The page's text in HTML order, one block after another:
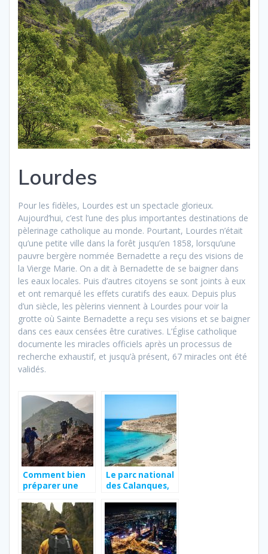
Lourdes
Pour les fidèles, Lourdes est un spectacle glorieux.
Aujourd’hui, c’est l’une des plus importantes destinations de
pèlerinage catholique au monde. Pourtant, Lourdes n’était
qu’une petite ville dans la forêt jusqu’en 1858, lorsqu’une
pauvre bergère nommée Bernadette a reçu des visions de
la Vierge Marie. On a dit à Bernadette de se baigner dans
les eaux locales. Puis d’autres citoyens se sont joints à eux
et ont remarqué les effets curatifs des eaux. Depuis plus
d’un siècle, les pèlerins viennent à Lourdes pour voir la
grotte où Sainte Bernadette a reçu ses visions et se baigner
dans ces eaux censées être curatives. L’Église catholique
documente les miracles officiels après un processus de
recherche exhaustif, et jusqu’à présent, 67 miracles ont été
validés.
Comment bien
préparer une
Le parc national
des Calanques,
incontournable